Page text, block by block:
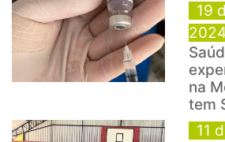
19
2024
na
tem
11